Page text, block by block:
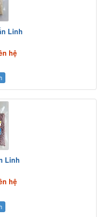
Linh
hệ
Linh
hệ